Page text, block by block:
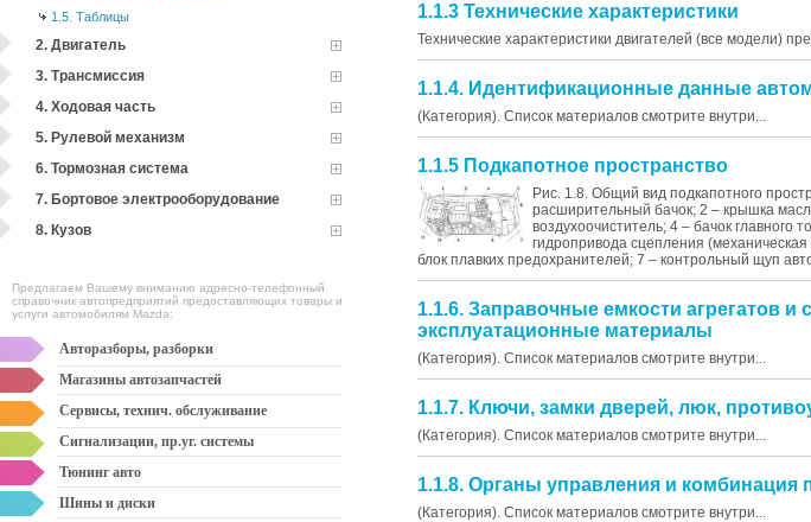
1.5. Таблицы
2. Двигатель
3. Трансмиссия
4. Ходовая часть
5. Рулевой механизм
6. Тормозная система
7. Бортовое электрооборудование
8. Кузов
Предлагаем Вашему вниманию адресно-телефонный
справочник автопредприятий предоставляющих товары и
услуги автомобилям Mazda:
Авторазборы, разборки
Магазины автозапчастей
Сервисы, технич. обслуживание
Сигнализации, пр.уг. системы
Тюнинг авто
Шины и диски
1.1.3 Технические характеристики
Технические характеристики двигателей (все модели)
1.1.4. Идентификационные данные
(Категория). Список материалов смотрите внутри...
1.1.5 Подкапотное пространство
Рис. 1.8. Общий вид подкапотного
расширительный бачок; 2 – крышка
воздухоочиститель; 4 – бачок главного
гидропривода сцепления
блок плавких предохранителей; 7 – контрольный щуп
1.1.6. Заправочные емкости агрегатов
эксплуатационные материалы
(Категория). Список материалов смотрите внутри...
1.1.7. Ключи, замки дверей, люк,
(Категория). Список материалов смотрите внутри...
1.1.8. Органы управления и комбинация
(Категория). Список материалов смотрите внутри...